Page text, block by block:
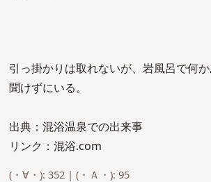
引っ掛かりは取れないが、岩風呂で何
聞けずにいる。
出典：混浴温泉での出来事
リンク：混浴.com
(・∀・): 352 | (・Ａ・): 95